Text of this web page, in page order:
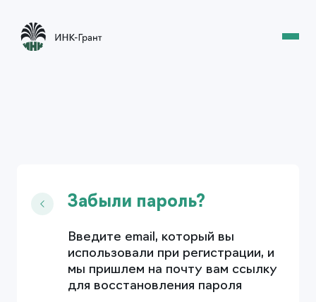
Забыли пароль?
Введите email, который вы
использовали при регистрации, и
мы пришлем на почту вам ссылку
для восстановления пароля